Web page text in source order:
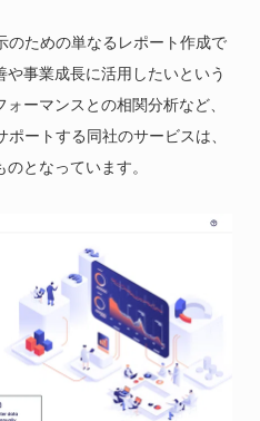
のための単なるレポート作成で
事業成長に活用したいという
ーマンスとの相関分析など、
ートする同社のサービスは、
となっています。